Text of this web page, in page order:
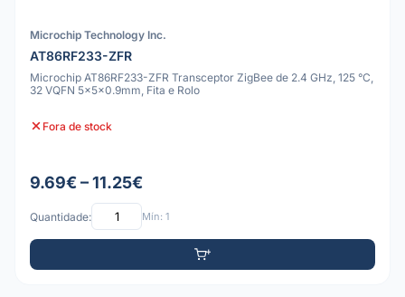
Microchip Technology Inc.
AT86RF233-ZFR
Microchip AT86RF233-ZFR Transceptor ZigBee de 2.4 GHz, 125 °C,
32 VQFN 5x5x0.9mm, Fita e Rolo
Fora de stock
9.69€ – 11.25€
Quantidade: Mín: 1